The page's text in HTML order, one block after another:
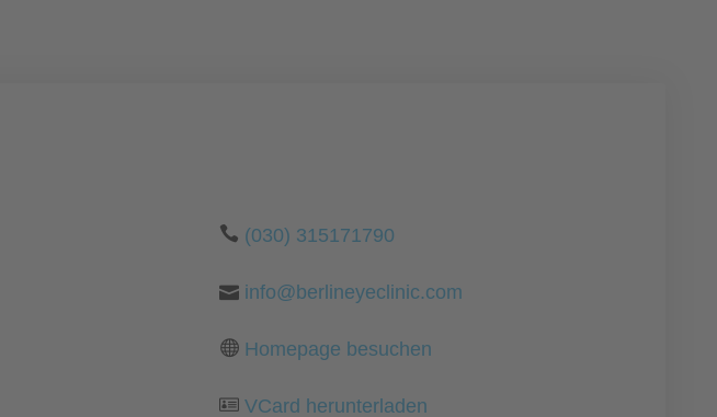
(030) 315171790
info@berlineyeclinic.com
Homepage besuchen
VCard herunterladen